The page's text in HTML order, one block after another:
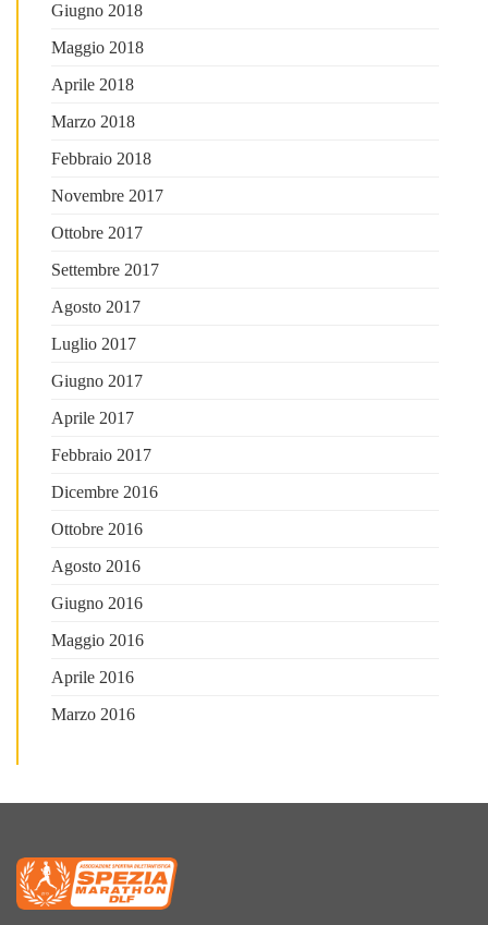
Giugno 2018
Maggio 2018
Aprile 2018
Marzo 2018
Febbraio 2018
Novembre 2017
Ottobre 2017
Settembre 2017
Agosto 2017
Luglio 2017
Giugno 2017
Aprile 2017
Febbraio 2017
Dicembre 2016
Ottobre 2016
Agosto 2016
Giugno 2016
Maggio 2016
Aprile 2016
Marzo 2016